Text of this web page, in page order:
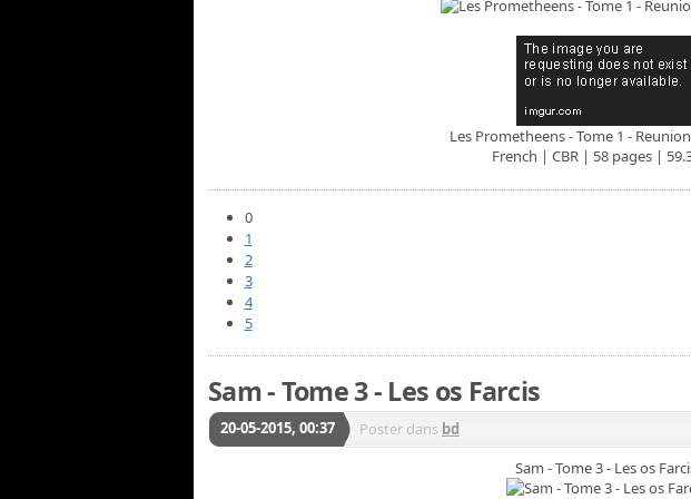
Les Prometheens - Tome 1 -
French | CBR | 58 pages |
0
1
2
3
4
5
Sam - Tome 3 - Les os Farcis
20-05-2015, 00:37 Poster dans bd
Sam - Tome 3 - Les os